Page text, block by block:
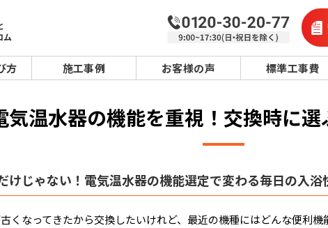
ム
方 施工事例 お客様の声 標準工事費
気温水器の機能を重視！交換時に
けじゃない！電気温水器の機能選定で変わる毎日の入浴
くなってきたから交換したいけれど、最近の機種にはどんな便利機